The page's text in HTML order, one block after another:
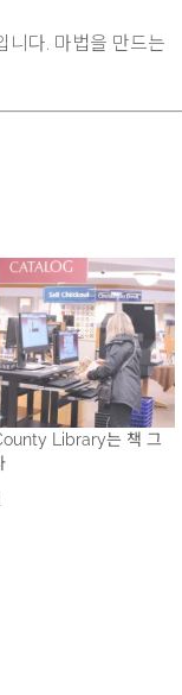
니다. 마법을 만드는
Library는 책 그